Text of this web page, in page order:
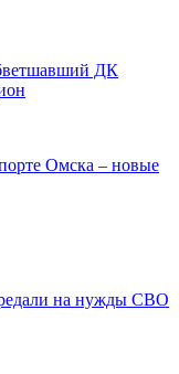
ДК
Омска – новые
на нужды СВО